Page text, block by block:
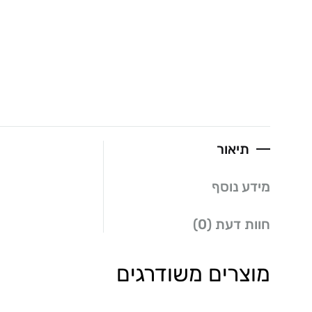
תיאור
מידע נוסף
חוות דעת (0)
מוצרים משודרגים